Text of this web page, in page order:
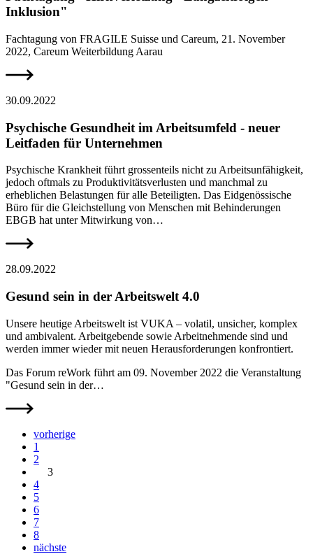
Inklusion"
Fachtagung von FRAGILE Suisse und Careum, 21. November
2022, Careum Weiterbildung Aarau
30.09.2022
Psychische Gesundheit im Arbeitsumfeld - neuer
Leitfaden für Unternehmen
Psychische Krankheit führt grossenteils nicht zu Arbeitsunfähigkeit,
jedoch oftmals zu Produktivitätsverlusten und manchmal zu
erheblichen Belastungen für alle Beteiligten. Das Eidgenössische
Büro für die Gleichstellung von Menschen mit Behinderungen
EBGB hat unter Mitwirkung von…
28.09.2022
Gesund sein in der Arbeitswelt 4.0
Unsere heutige Arbeitswelt ist VUKA – volatil, unsicher, komplex
und ambivalent. Arbeitgebende sowie Arbeitnehmende sind und
werden immer wieder mit neuen Herausforderungen konfrontiert.
Das Forum reWork führt am 09. November 2022 die Veranstaltung
"Gesund sein in der…
vorherige
1
2
3
4
5
6
7
8
nächste